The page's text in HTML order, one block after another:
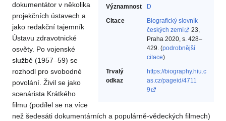
Významnost
D
Citace
Biografický slovník
českých zemí
23,
Praha 2020, s. 428–
429. (podrobnější
citace)
Trvalý
odkaz
https://biography.hiu.c
as.cz/pageid/4711
9
dokumentátor v několika
projekčních ústavech a
jako redakční tajemník
Ústavu zdravotnické
osvěty. Po vojenské
službě (1957–59) se
rozhodl pro svobodné
povolání. Živil se jako
scenárista Krátkého
filmu (podílel se na více
než šedesáti dokumentárních a populárně-vědeckých filmech)